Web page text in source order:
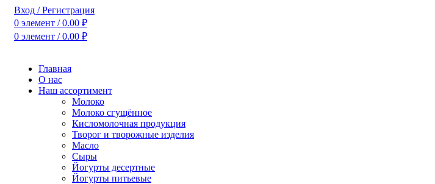
Вход / Регистрация
0 элемент / 0.00 ₽
0 элемент / 0.00 ₽
Главная
О нас
Наш ассортимент
Молоко
Молоко сгущённое
Кисломолочная продукция
Творог и творожные изделия
Масло
Сыры
Йогурты десертные
Йогурты питьевые